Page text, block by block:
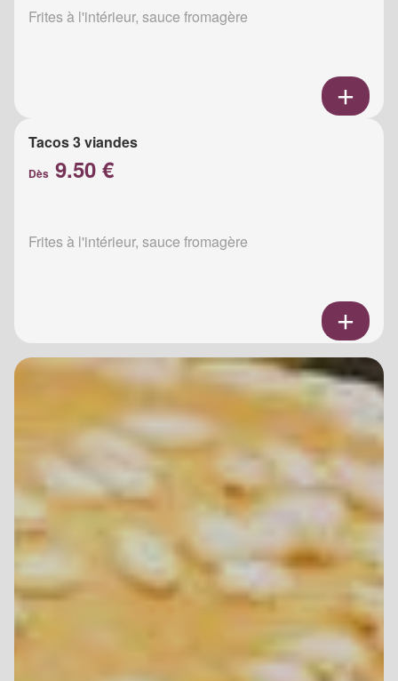
Frites à l'intérieur, sauce fromagère
Tacos 3 viandes
Dès 9.50 €
Frites à l'intérieur, sauce fromagère